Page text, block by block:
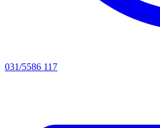
031/5586 117